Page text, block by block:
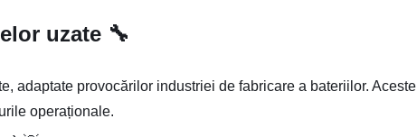
uzate 🔧
adaptate provocărilor industriei de fabricare a bateriilor. Aceste
operaționale.